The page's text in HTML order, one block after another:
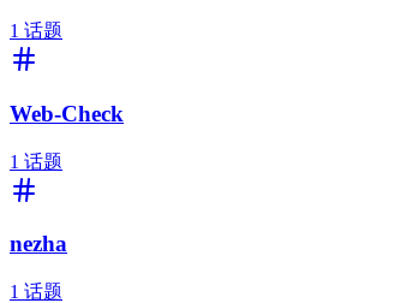
1 话题
Web-Check
1 话题
nezha
1 话题